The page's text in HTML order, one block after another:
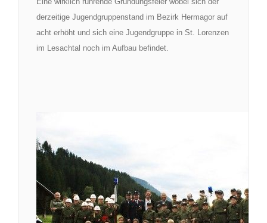
derzeitige Jugendgruppenstand im Bezirk Hermagor auf
acht erhöht und sich eine Jugendgruppe in St. Lorenzen
im Lesachtal noch im Aufbau befindet.